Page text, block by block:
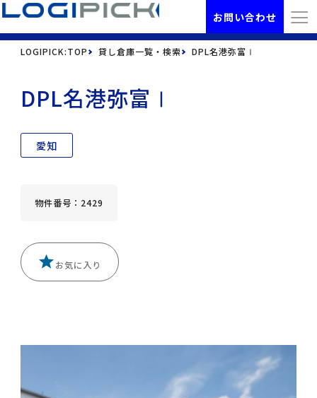
お問い合わせ
LOGIPICK:TOP 貸し倉庫一覧・検索 DPL名港弥富Ⅰ
DPL名港弥富Ⅰ
愛知
物件番号：2429
お気に入り